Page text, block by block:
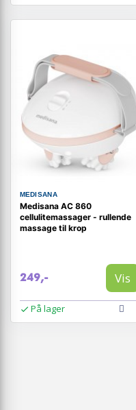
MEDISANA
Medisana AC 860
cellulitemassager - rullende
massage til krop
249,- Vis
På lager